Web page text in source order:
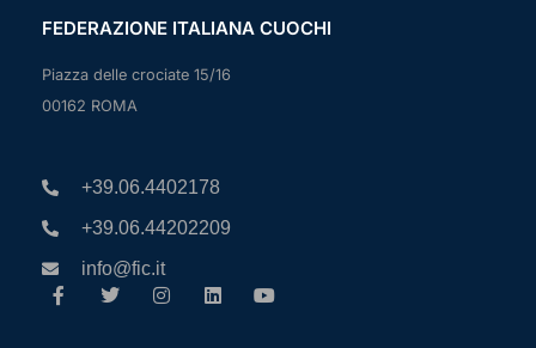
FEDERAZIONE ITALIANA CUOCHI
Piazza delle crociate 15/16
00162 ROMA
+39.06.4402178
+39.06.44202209
info@fic.it